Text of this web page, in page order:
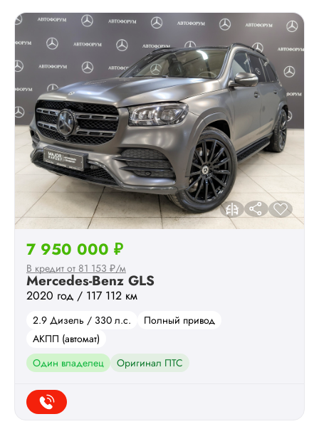
Mercedes-Benz GLS
2020 год / 117 112 км
2.9 Дизель / 330 л.с.
Полный привод
АКПП (автомат)
Один владелец
Оригинал ПТС
7 950 000 ₽
В кредит от 81 153 ₽/м